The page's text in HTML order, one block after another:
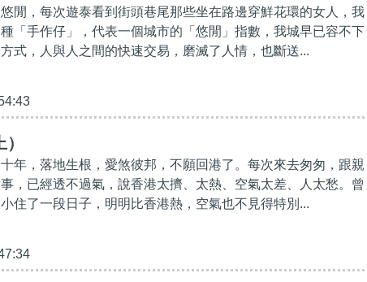
閒，每次遊泰看到街頭巷尾那些坐在路邊穿鮮花環的女人，我
「手作仔」，代表一個城市的「悠閒」指數，我城早已容不下
式，人與人之間的快速交易，磨滅了人情，也斷送...
年，落地生根，愛煞彼邦，不願回港了。每次來去匆匆，跟親
，已經透不過氣，說香港太擠、太熱、空氣太差、人太愁。曾
住了一段日子，明明比香港熱，空氣也不見得特別...